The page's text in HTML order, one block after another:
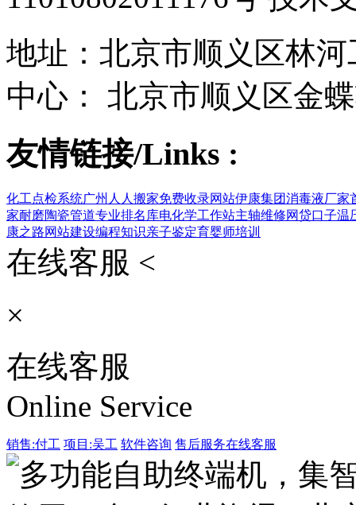
地址：北京市顺义区林
中心： 北京市顺义区金
友情链接/Links :
化工点检系统广州人人搬家免费收录网站伊康集团消毒液厂家
家耐磨陶瓷管道专业排名库电化学工作站主轴维修网贷口子温
康之路网站建设编程知识亲子鉴定育婴师培训
在线客服 <
×
在线客服
Online Service
销售:付工 项目:吴工 软件咨询 售后服务在线客服